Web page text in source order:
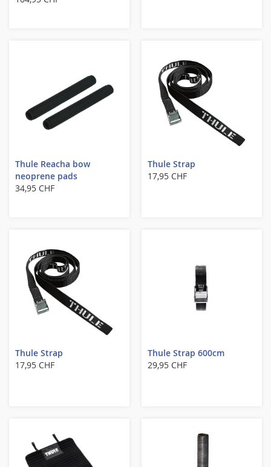
Thule Reacha bow
neoprene pads
34,95 CHF
Thule Strap
17,95 CHF
Thule Strap
17,95 CHF
Thule Strap 600cm
29,95 CHF